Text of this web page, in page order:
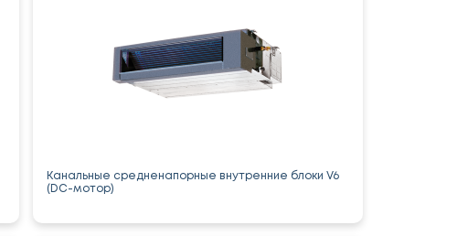
Канальные средненапорные внутренние блоки V6
(DC-мотор)